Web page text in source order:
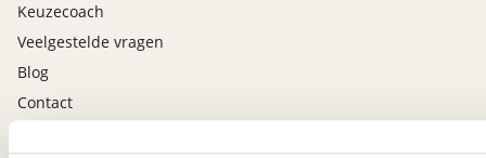
Keuzecoach
Veelgestelde vragen
Blog
Contact